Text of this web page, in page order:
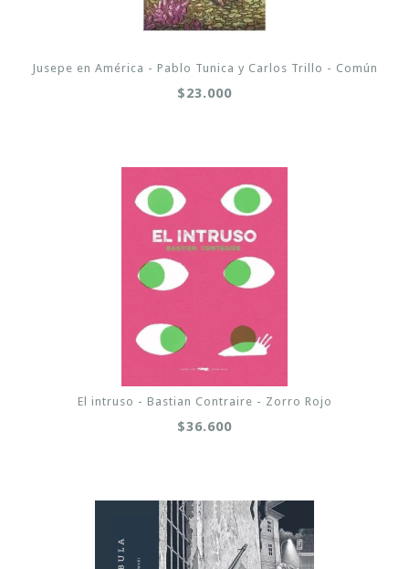
Jusepe en América - Pablo Tunica y Carlos Trillo - Común
$23.000
El intruso - Bastian Contraire - Zorro Rojo
$36.600